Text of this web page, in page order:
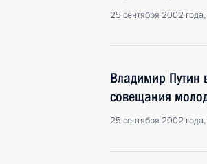
25 сентября 2002
Владимир Путин
совещания
25 сентября 2002